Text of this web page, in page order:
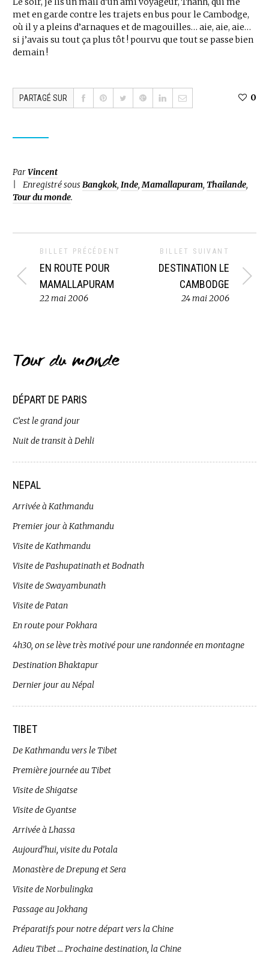
met en garde contre les trajets en bus pour le Cambodge,
où il y a pleins d’arnaques et de magouilles… aie, aie, aie…
si j’avais su tout ça plus tôt ! pourvu que tout se passe bien
demain !
PARTAGÉ SUR 0
ParVincent
Enregistré sousBangkok, Inde,Mamallapuram, Thailande,
Tour du monde.
BILLET PRÉCÉDENT
EN ROUTE POUR
MAMALLAPURAM
22 mai 2006
BILLET SUIVANT
DESTINATION LE
CAMBODGE
24 mai 2006
Tour du monde
DÉPART DE PARIS
C’est le grand jour
Nuit de transit à Dehli
NEPAL
Arrivée à Kathmandu
Premier jour à Kathmandu
Visite de Kathmandu
Visite de Pashupatinath et Bodnath
Visite de Swayambunath
Visite de Patan
En route pour Pokhara
4h30, on se lève très motivé pour une randonnée en montagne
Destination Bhaktapur
Dernier jour au Népal
TIBET
De Kathmandu vers le Tibet
Première journée au Tibet
Visite de Shigatse
Visite de Gyantse
Arrivée à Lhassa
Aujourd’hui, visite du Potala
Monastère de Drepung et Sera
Visite de Norbulingka
Passage au Jokhang
Préparatifs pour notre départ vers la Chine
Adieu Tibet … Prochaine destination, la Chine